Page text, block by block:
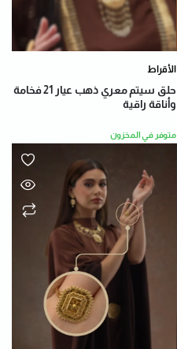
الأقراط
حلق سيتم معري ذهب عيار 21 فخامة
وأناقة راقية
متوفر في المخزون